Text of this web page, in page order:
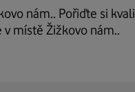
nám.. Pořiďte si
místě Žižkovo nám..